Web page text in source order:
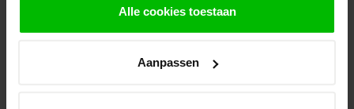
Alle cookies toestaan
Aanpassen
onze leverancier. Dit doen wij alleen wanneer
uw bestelling vooraf per iDeal voldaan is.
Recent bekeken